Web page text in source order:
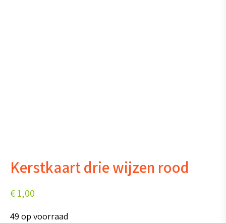
Kerstkaart drie wijzen rood
€1,00
49 op voorraad